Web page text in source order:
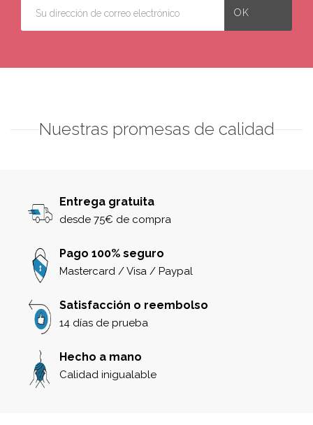
Nuestras promesas de calidad
Entrega gratuita
desde 75€ de compra
Pago 100% seguro
Mastercard / Visa / Paypal
Satisfacción o reembolso
14 días de prueba
Hecho a mano
Calidad inigualable